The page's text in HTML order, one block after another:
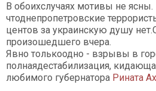
В обоихслучаях мотивы не
чтоднепропетровские
центов за украинскую душу
произошедшего вчера.
Явно толькоодно - взрывы в
полнаядестабилизация,
любимого губернатора Рината